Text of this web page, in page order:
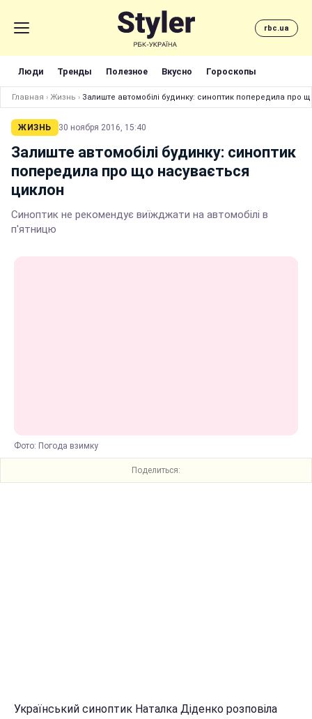
rbc.ua
Люди Тренды Полезное Вкусно Гороскопы
Главная › Жизнь › Залиште автомобілі будинку: синоптик попередила про
ЖИЗНЬ 30 ноября 2016, 15:40
Залиште автомобілі будинку: синоптик
попередила про що насувається
циклон
Синоптик не рекомендує виїжджати на автомобілі в
п'ятницю
Фото: Погода взимку
Поделиться:
Український синоптик Наталка Діденко розповіла